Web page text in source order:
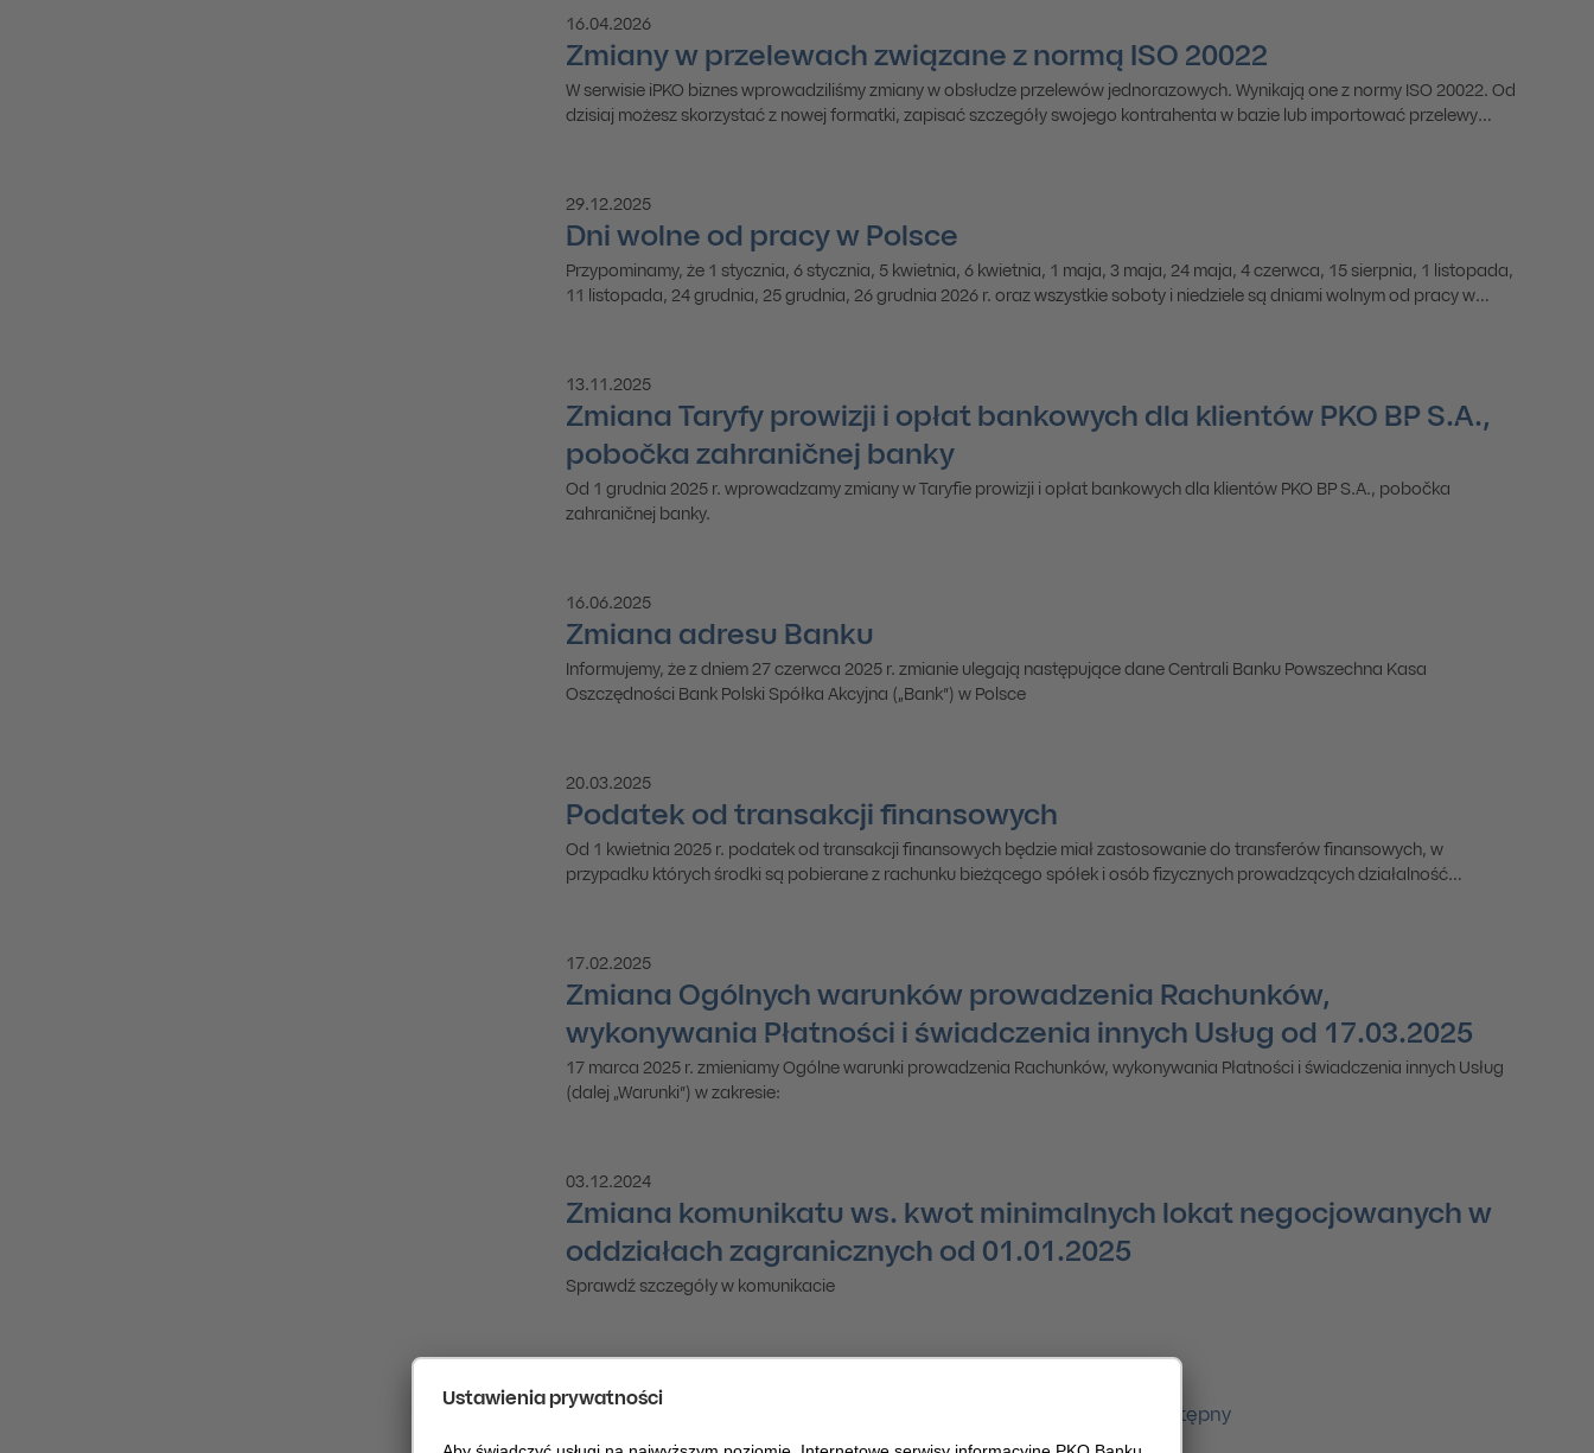
16.04.2026
Zmiany w przelewach związane z normą ISO 20022
W serwisie iPKO biznes wprowadziliśmy zmiany w obsłudze przelewów jednorazowych. Wynikają one z normy ISO 20022. Od
dzisiaj możesz skorzystać z nowej formatki, zapisać szczegóły swojego kontrahenta w bazie lub importować przelewy
29.12.2025
Dni wolne od pracy w Polsce
Przypominamy, że 1 stycznia, 6 stycznia, 5 kwietnia, 6 kwietnia, 1 maja, 3 maja, 24 maja, 4 czerwca, 15 sierpnia, 1 listopada,
11 listopada, 24 grudnia, 25 grudnia, 26 grudnia 2026 r. oraz wszystkie soboty i niedziele są dniami wolnym od pracy w
13.11.2025
Zmiana Taryfy prowizji i opłat bankowych dla klientów PKO BP S.A.,
pobočka zahraničnej banky
Od 1 grudnia 2025 r. wprowadzamy zmiany w Taryfie prowizji i opłat bankowych dla klientów PKO BP S.A., pobočka
zahraničnej banky.
16.06.2025
Zmiana adresu Banku
Informujemy, że z dniem 27 czerwca 2025 r. zmianie ulegają następujące dane Centrali Banku Powszechna Kasa
Oszczędności Bank Polski Spółka Akcyjna („Bank”) w Polsce
20.03.2025
Podatek od transakcji finansowych
Od 1 kwietnia 2025 r. podatek od transakcji finansowych będzie miał zastosowanie do transferów finansowych, w
przypadku których środki są pobierane z rachunku bieżącego spółek i osób fizycznych prowadzących działalność
17.02.2025
Zmiana Ogólnych warunków prowadzenia Rachunków,
wykonywania Płatności i świadczenia innych Usług od 17.03.2025
17 marca 2025 r. zmieniamy Ogólne warunki prowadzenia Rachunków, wykonywania Płatności i świadczenia innych Usług
(dalej „Warunki”) w zakresie:
03.12.2024
Zmiana komunikatu ws. kwot minimalnych lokat negocjowanych w
oddziałach zagranicznych od 01.01.2025
Sprawdź szczegóły w komunikacie
Następny